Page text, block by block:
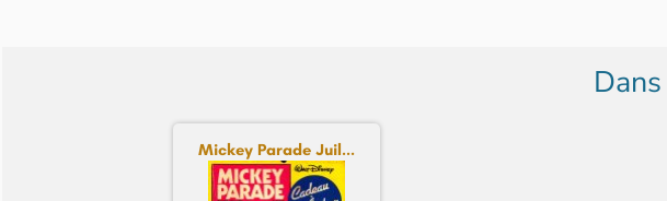
Mickey Parade Juil...